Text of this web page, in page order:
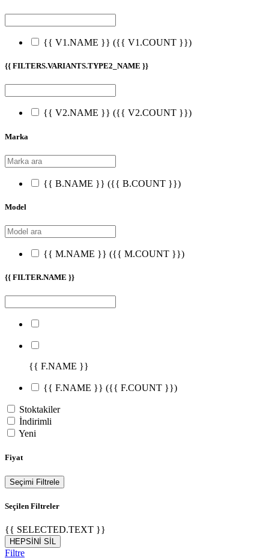
{{ V1.NAME }} ({{ V1.COUNT }})
{{ FILTERS.VARIANTS.TYPE2_NAME }}
{{ V2.NAME }} ({{ V2.COUNT }})
Marka
{{ B.NAME }} ({{ B.COUNT }})
Model
{{ M.NAME }} ({{ M.COUNT }})
{{ FILTER.NAME }}
{{ F.NAME }}
{{ F.NAME }} ({{ F.COUNT }})
Stoktakiler
İndirimli
Yeni
Fiyat
Seçimi Filtrele
Seçilen Filtreler
{{ SELECTED.TEXT }}
HEPSİNİ SİL
Filtre